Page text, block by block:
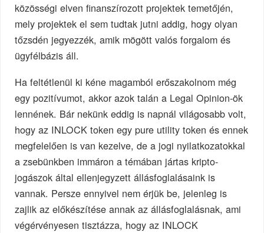
közösségi elven finanszírozott projektek temetőjén,
mely projektek el sem tudtak jutni addig, hogy olyan
tőzsdén jegyezzék, amik mögött valós forgalom és
ügyfélbázis áll.
Ha feltétlenül ki kéne magamból erőszakolnom még
egy pozitívumot, akkor azok talán a Legal Opinion-ök
lennének. Bár nekünk eddig is napnál világosabb volt,
hogy az INLOCK token egy pure utility token és ennek
megfelelően is van kezelve, de a jogi nyilatkozatokkal
a zsebünkben immáron a témában jártas kripto-
jogászok által ellenjegyzett állásfoglalásaink is
vannak. Persze ennyivel nem érjük be, jelenleg is
zajlik az előkészítése annak az állásfoglalásnak, ami
végérvényesen tisztázza, hogy az INLOCK